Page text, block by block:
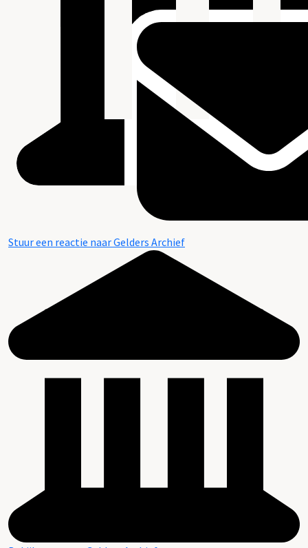
Stuur een reactie naar Gelders Archief